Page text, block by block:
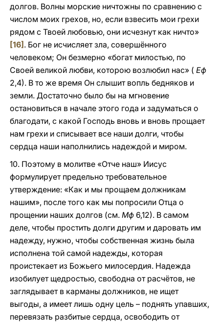
долгов. Волны морские ничтожны по сравнению с
числом моих грехов, но, если взвесить мои грехи
рядом с Твоей любовью, они исчезнут как ничто»
[16] . Бог не исчисляет зла, совершённого
человеком; Он безмерно «богат милостью, по
Своей великой любви, которою возлюбил нас» ( Еф
2,4). В то же время Он слышит вопль бедняков и
земли. Достаточно было бы на мгновение
остановиться в начале этого года и задуматься о
благодати, с какой Господь вновь и вновь прощает
нам грехи и списывает все наши долги, чтобы
сердца наши наполнились надеждой и миром.
10. Поэтому в молитве «Отче наш» Иисус
формулирует предельно требовательное
утверждение: «Как и мы прощаем должникам
нашим», после того как мы попросили Отца о
прощении наших долгов (см. Мф 6,12). В самом
деле, чтобы простить долги другим и даровать им
надежду, нужно, чтобы собственная жизнь была
исполнена той самой надежды, которая
проистекает из Божьего милосердия. Надежда
изобилует щедростью, свободна от расчётов, не
заглядывает в карманы должников, не ищет
выгоды, а имеет лишь одну цель – поднять упавших,
перевязать разбитые сердца, освободить от